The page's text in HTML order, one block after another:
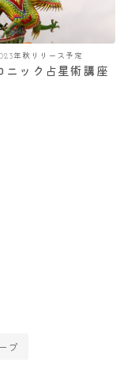
年秋リリース予定
ニック占星術講座
プ